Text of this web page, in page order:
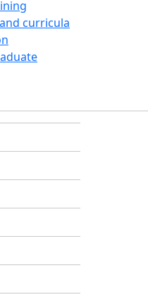
curricula